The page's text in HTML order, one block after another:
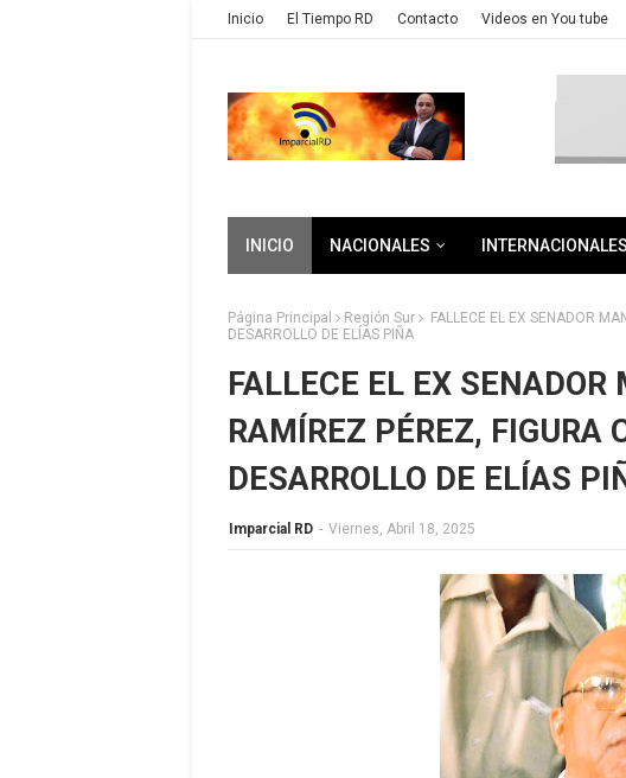
Inicio El Tiempo RD Contacto Videos en You tube
INICIO NACIONALES INTERNACIONALES
Página Principal Región Sur
FALLECE EL EX SENADOR
DESARROLLO DE ELÍAS PIÑA
FALLECE EL EX
RAMÍREZ PÉREZ, FIGURA
DESARROLLO DE ELÍAS
Imparcial RD - Viernes, Abril 18, 2025